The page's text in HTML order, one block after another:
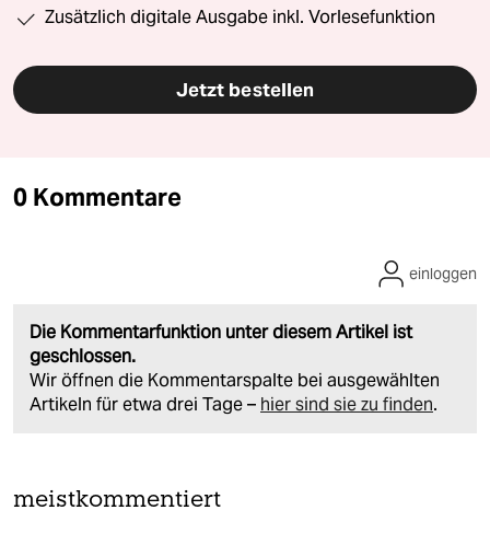
Zusätzlich digitale Ausgabe inkl. Vorlesefunktion
Jetzt bestellen
0 Kommentare
Die Kommentarfunktion unter diesem Artikel ist
geschlossen.
Wir öffnen die Kommentarspalte bei ausgewählten
Artikeln für etwa drei Tage – hier sind sie zu finden.
einloggen
meistkommentiert